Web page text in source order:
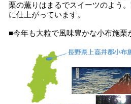
栗の薫りはまるでスイーツのよう
に仕上がっています。
■今年も大粒で風味豊かな小布施栗